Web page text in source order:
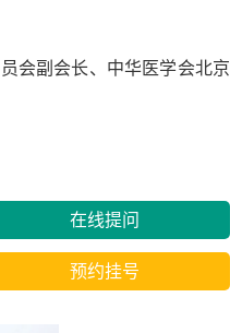
会副会长、中华医学会北京
在线提问
预约挂号